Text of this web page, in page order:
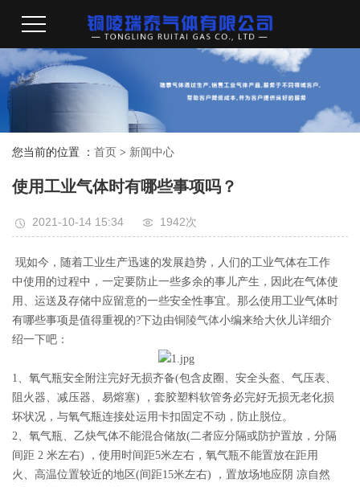
您当前的位置 ： 首页 > 新闻中心
使用工业气体时有哪些事项吗？
2021-10-14 15:34 1942次
现如今，随着工业生产迅速的发展趋势，人们的工业气体在工作
中使用的过程中，一定要防止一些多余的事儿产生，因此在气体使
用、运送及存储中应留意的一些安全性事宜。那么使用工业气体时
有哪些事项是值得重视的?下边由铜陵气体小编来给大伙儿详细介
绍一下吧：
1、氧气瓶安全附注完好无损齐备(包含皮圈、安全头盔、气压表、
阻火器、减压器、易熔塞) ，套胶塑料软管务必完好无损无老化损
坏状况，与氧气瓶连接处运用卡扣固定不动，防止脱位。
2、氧气瓶、乙炔气体不能混合储放(二者应分隔或防护置放，分隔
间距 2 米左右) ，使用时间距5米左右，氧气瓶不能置放在距用
火、高温位置较近的地区(间距15米左右) ，置放场地应阴 凉自然